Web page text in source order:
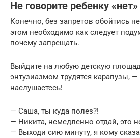
Не говорите ребенку «нет»
Конечно, без запретов обойтись
этом необходимо как следует
почему запрещать.
Выйдите на любую детскую
энтузиазмом трудятся карапузы,
наслушаетесь!
— Саша, ты куда полез?!
— Никита, немедленно отдай, это
— Выходи сию минуту, я кому